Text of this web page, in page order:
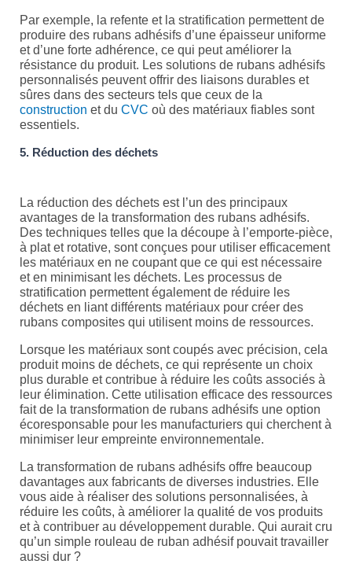
Par exemple, la refente et la stratification permettent de
produire des rubans adhésifs d’une épaisseur uniforme
et d’une forte adhérence, ce qui peut améliorer la
résistance du produit. Les solutions de rubans adhésifs
personnalisés peuvent offrir des liaisons durables et
sûres dans des secteurs tels que ceux de la
construction et du CVC où des matériaux fiables sont
essentiels.
5. Réduction des déchets
La réduction des déchets est l’un des principaux
avantages de la transformation des rubans adhésifs.
Des techniques telles que la découpe à l’emporte-pièce,
à plat et rotative, sont conçues pour utiliser efficacement
les matériaux en ne coupant que ce qui est nécessaire
et en minimisant les déchets. Les processus de
stratification permettent également de réduire les
déchets en liant différents matériaux pour créer des
rubans composites qui utilisent moins de ressources.
Lorsque les matériaux sont coupés avec précision, cela
produit moins de déchets, ce qui représente un choix
plus durable et contribue à réduire les coûts associés à
leur élimination. Cette utilisation efficace des ressources
fait de la transformation de rubans adhésifs une option
écoresponsable pour les manufacturiers qui cherchent à
minimiser leur empreinte environnementale.
La transformation de rubans adhésifs offre beaucoup
davantages aux fabricants de diverses industries. Elle
vous aide à réaliser des solutions personnalisées, à
réduire les coûts, à améliorer la qualité de vos produits
et à contribuer au développement durable. Qui aurait cru
qu’un simple rouleau de ruban adhésif pouvait travailler
aussi dur ?